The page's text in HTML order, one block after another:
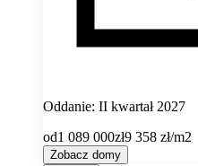
Oddanie: II kwartał 2027
od1 089 000zł9 358 zł/m2
Zobacz domy